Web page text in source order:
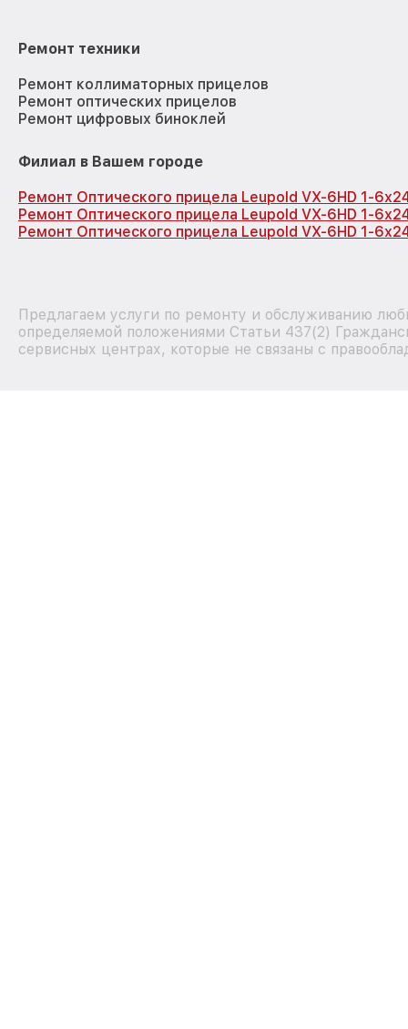
Ремонт техники
Ремонт коллиматорных прицелов
Ремонт оптических прицелов
Ремонт цифровых биноклей
Филиал в Вашем городе
Ремонт Оптического прицела Leupold VX-6HD 1-
Ремонт Оптического прицела Leupold VX-6HD 1-
Ремонт Оптического прицела Leupold VX-6HD 1-
Предлагаем услуги по ремонту и обслуживанию
определяемой положениями Статьи 437(2)
сервисных центрах, которые не связаны с